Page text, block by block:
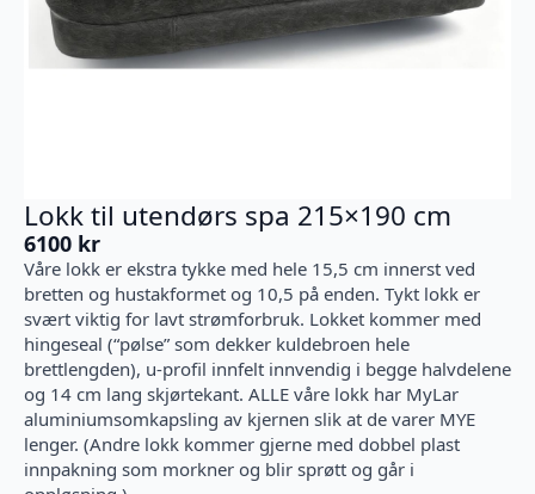
Lokk til utendørs spa 215×190 cm
6100 kr
Våre lokk er ekstra tykke med hele 15,5 cm innerst ved
bretten og hustakformet og 10,5 på enden. Tykt lokk er
svært viktig for lavt strømforbruk. Lokket kommer med
hingeseal (“pølse” som dekker kuldebroen hele
brettlengden), u-profil innfelt innvendig i begge halvdelene
og 14 cm lang skjørtekant. ALLE våre lokk har MyLar
aluminiumsomkapsling av kjernen slik at de varer MYE
lenger. (Andre lokk kommer gjerne med dobbel plast
innpakning som morkner og blir sprøtt og går i